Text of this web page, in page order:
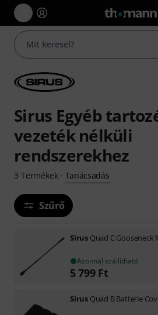
Sirus Egyéb
vezeték nélküli
rendszerekhez
3 Termékek· Tanácsadás
Szűrő
Sirus Quad C
Azonnal szállítható
5 799 Ft
Sirus Quad B Batterie